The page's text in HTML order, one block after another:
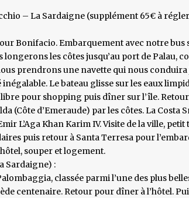
– La Sardaigne (supplément 65€ à
Bonifacio. Embarquement avec notre
longerons les côtes jusqu’au port de Palau,
prendrons une navette qui nous conduira
Le bateau glisse sur les eaux
pour shopping puis dîner sur l’île.
(Côte d’Emeraude) par les côtes. La Costa
L’Aga Khan Karim IV. Visite de la ville,
puis retour à Santa Terresa pour
souper et logement.
Sardaigne) :
classée parmi l’une des plus
centenaire. Retour pour dîner à l’hôtel.